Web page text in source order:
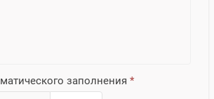
заполнения *